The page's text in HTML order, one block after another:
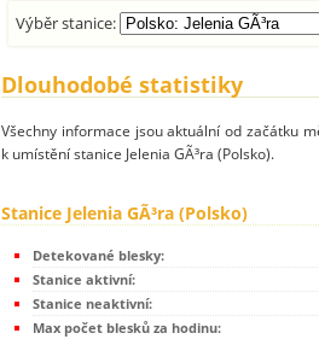
Výběr stanice:
Dlouhodobé statistiky
Všechny informace jsou aktuální od začátku
k umístění stanice Jelenia GÃ³ra (Polsko).
Stanice Jelenia GÃ³ra (Polsko)
Detekované blesky:
Stanice aktivní:
Stanice neaktivní:
Max počet blesků za hodinu: